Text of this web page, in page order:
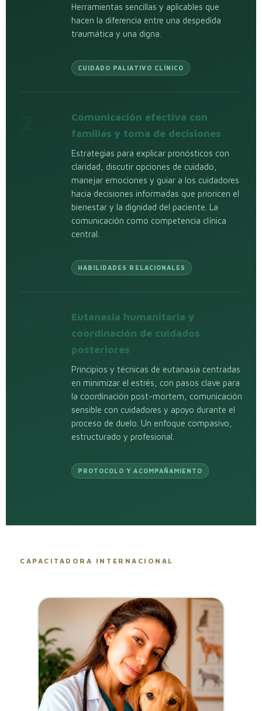
Herramientas sencillas y aplicables que
hacen la diferencia entre una despedida
traumática y una digna.
CUIDADO PALIATIVO CLÍNICO
Comunicación efectiva con
familias y toma de decisiones
Estrategias para explicar pronósticos con
claridad, discutir opciones de cuidado,
manejar emociones y guiar a los cuidadores
hacia decisiones informadas que prioricen el
bienestar y la dignidad del paciente. La
comunicación como competencia clínica
central.
HABILIDADES RELACIONALES
Eutanasia humanitaria y
coordinación de cuidados
posteriores
Principios y técnicas de eutanasia centradas
en minimizar el estrés, con pasos clave para
la coordinación post-mortem, comunicación
sensible con cuidadores y apoyo durante el
proceso de duelo. Un enfoque compasivo,
estructurado y profesional.
PROTOCOLO Y ACOMPAÑAMIENTO
CAPACITADORA INTERNACIONAL